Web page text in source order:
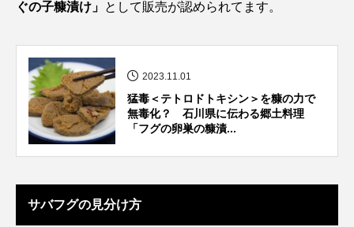
カレイ カワウソ カワハギ
カワバタモロコ カワムツ ガラ・ルファ
キジハタ キス キチヌ
キビナゴ キュウリエソ キンメダイ
ギギ ギンザケ ギンザメ クエ
クジラ
ぐの子糠漬け」 として販売が認められてます。
2023.11.01
猛毒＜テトロドトキシン＞を糠の力で
無毒化？ 石川県に伝わる郷土料理
「フグの卵巣の糠漬...
サバフグの見分け方